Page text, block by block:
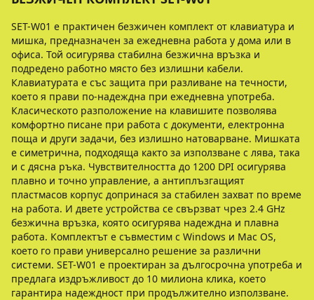
SET-W01 е практичен безжичен комплект от клавиатура и
мишка, предназначен за ежедневна работа у дома или в
офиса. Той осигурява стабилна безжична връзка и
подредено работно място без излишни кабели.
Клавиатурата е със защита при разливане на течности,
което я прави по-надеждна при ежедневна употреба.
Класическото разположение на клавишите позволява
комфортно писане при работа с документи, електронна
поща и други задачи, без излишно натоварване. Мишката
е симетрична, подходяща както за използване с лява, така
и с дясна ръка. Чувствителността до 1200 DPI осигурява
плавно и точно управление, а антиплъзгащият
пластмасов корпус допринася за стабилен захват по време
на работа. И двете устройства се свързват чрез 2.4 GHz
безжична връзка, която осигурява надеждна и плавна
работа. Комплектът е съвместим с Windows и Mac OS,
което го прави универсално решение за различни
системи. SET-W01 е проектиран за дългосрочна употреба и
предлага издръжливост до 10 милиона клика, което
гарантира надеждност при продължително използване.